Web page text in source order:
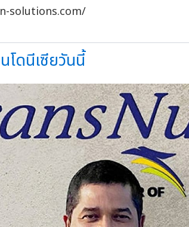
solutions.com/
โดนีเซียวันนี้